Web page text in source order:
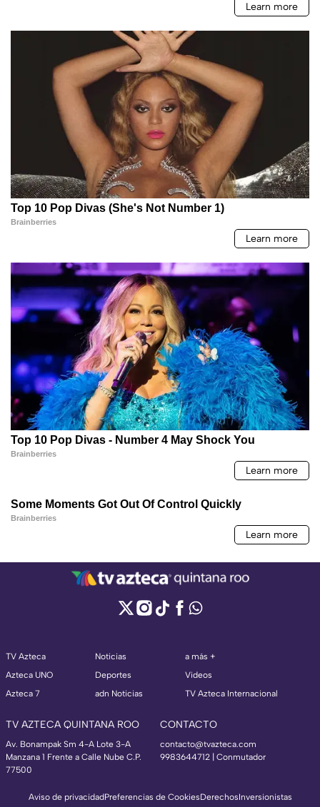
TV Azteca
Azteca UNO
Azteca 7
Noticias
Deportes
adn Noticias
a más +
Videos
TV Azteca Internacional
TV AZTECA QUINTANA ROO
Av. Bonampak Sm 4-A Lote 3-A
Manzana 1 Frente a Calle Nube C.P.
77500
CONTACTO
contacto@tvazteca.com
9983644712 | Conmutador
Aviso de privacidadPreferencias de CookiesDerechosInversionistas